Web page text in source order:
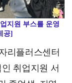
지원 부스를 운영
공]
리플러스센터
취업지원 서